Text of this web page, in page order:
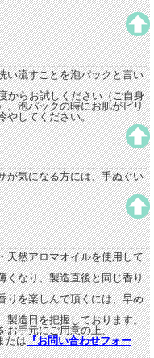
い流すことを泡パックと言い
からお試しください（ご自身
。泡パックの時にお肌がピリ
やしてください。
が気になる方には、手ぬぐい
天然アロマオイルを使用して
くなり、製造直後と同じ香り
りを楽しんで頂くには、早め
製造日を把握しております。
お手元にご用意の上、
たは『お問い合わせフォー